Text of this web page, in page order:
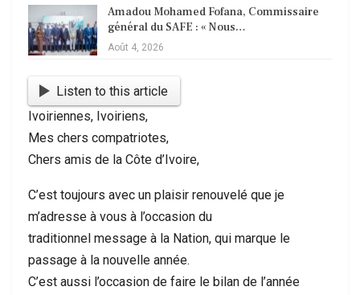
Amadou Mohamed Fofana, Commissaire
général du SAFE : « Nous…
Août 4, 2026
Listen to this article
Ivoiriennes, Ivoiriens,
Mes chers compatriotes,
Chers amis de la Côte d’Ivoire,
C’est toujours avec un plaisir renouvelé que je
m’adresse à vous à l’occasion du
traditionnel message à la Nation, qui marque le
passage à la nouvelle année.
C’est aussi l’occasion de faire le bilan de l’année